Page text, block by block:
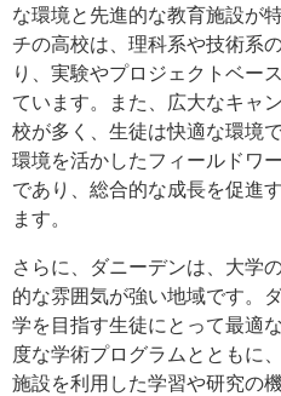
な環境と先進的な教育施設が
チの高校は、理科系や技術系
り、実験やプロジェクトベー
ています。また、広大なキャ
校が多く、生徒は快適な環境
環境を活かしたフィールドワ
であり、総合的な成長を促進
ます。
さらに、ダニーデンは、大学
的な雰囲気が強い地域です。
学を目指す生徒にとって最適
度な学術プログラムとともに
施設を利用した学習や研究の